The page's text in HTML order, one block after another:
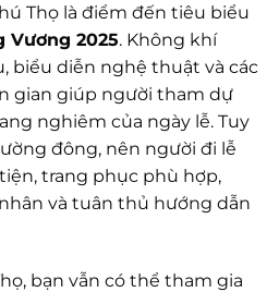
Thọ là điểm đến tiêu biểu
Vương 2025. Không khí
biểu diễn nghệ thuật và các
gian giúp người tham dự
nghiêm của ngày lễ. Tuy
đông, nên người đi lễ
trang phục phù hợp,
và tuân thủ hướng dẫn
bạn vẫn có thể tham gia